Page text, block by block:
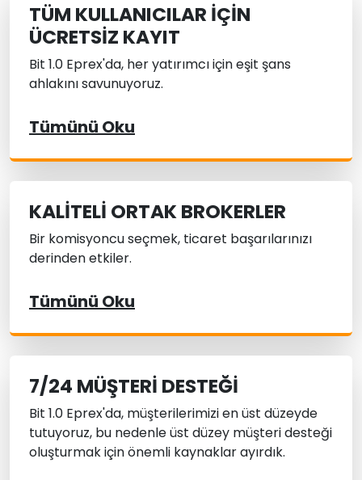
TÜM KULLANICILAR IÇIN
ÜCRETSIZ KAYIT
Bit 1.0 Eprex'da, her yatırımcı için eşit şans
ahlakını savunuyoruz.
Tümünü Oku
KALITELI ORTAK BROKERLER
Bir komisyoncu seçmek, ticaret başarılarınızı
derinden etkiler.
Tümünü Oku
7/24 MÜŞTERI DESTEĞI
Bit 1.0 Eprex'da, müşterilerimizi en üst düzeyde
tutuyoruz, bu nedenle üst düzey müşteri desteği
oluşturmak için önemli kaynaklar ayırdık.